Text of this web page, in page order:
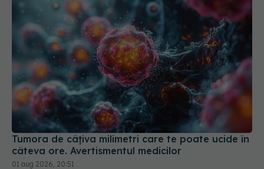
Tumora de câțiva milimetri care te poate ucide în
câteva ore. Avertismentul medicilor
01 aug 2026, 20:51